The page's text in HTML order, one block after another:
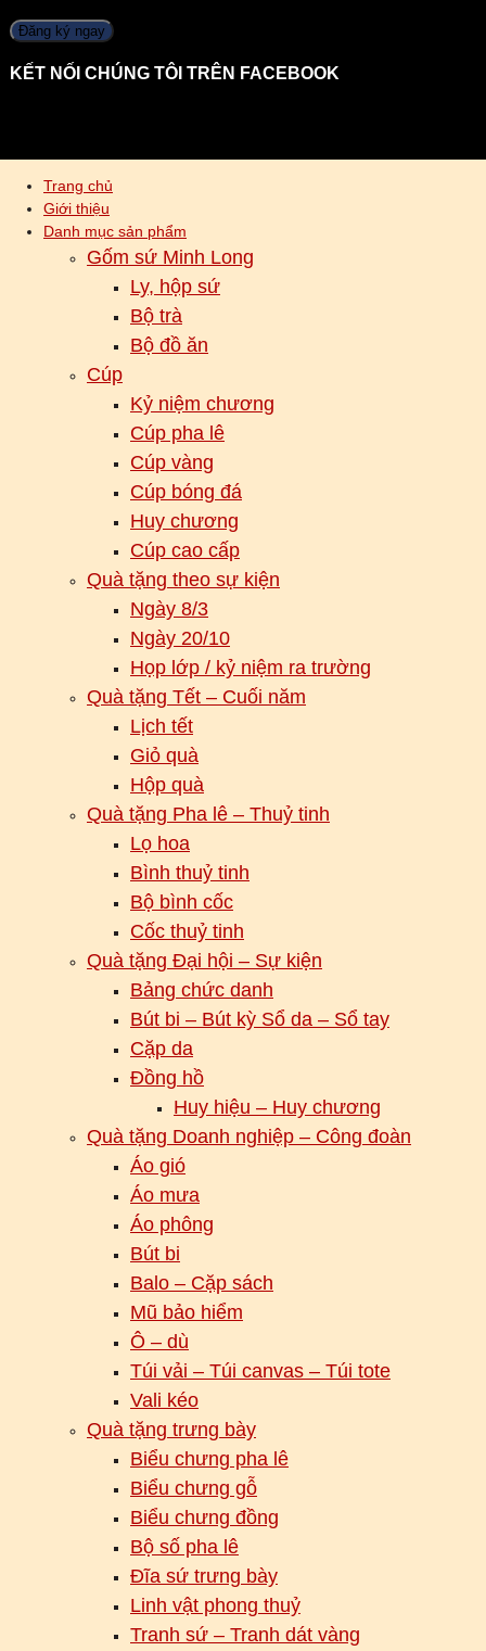
KẾT NỐI CHÚNG TÔI TRÊN FACEBOOK
Trang chủ
Giới thiệu
Danh mục sản phẩm
Gốm sứ Minh Long
Ly, hộp sứ
Bộ trà
Bộ đồ ăn
Cúp
Kỷ niệm chương
Cúp pha lê
Cúp vàng
Cúp bóng đá
Huy chương
Cúp cao cấp
Quà tặng theo sự kiện
Ngày 8/3
Ngày 20/10
Họp lớp / kỷ niệm ra trường
Quà tặng Tết – Cuối năm
Lịch tết
Giỏ quà
Hộp quà
Quà tặng Pha lê – Thuỷ tinh
Lọ hoa
Bình thuỷ tinh
Bộ bình cốc
Cốc thuỷ tinh
Quà tặng Đại hội – Sự kiện
Bảng chức danh
Bút bi – Bút kỳ Sổ da – Sổ tay
Cặp da
Đồng hồ
Huy hiệu – Huy chương
Quà tặng Doanh nghiệp – Công đoàn
Áo gió
Áo mưa
Áo phông
Bút bi
Balo – Cặp sách
Mũ bảo hiểm
Ô – dù
Túi vải – Túi canvas – Túi tote
Vali kéo
Quà tặng trưng bày
Biểu chưng pha lê
Biểu chưng gỗ
Biểu chưng đồng
Bộ số pha lê
Đĩa sứ trưng bày
Linh vật phong thuỷ
Tranh sứ – Tranh dát vàng